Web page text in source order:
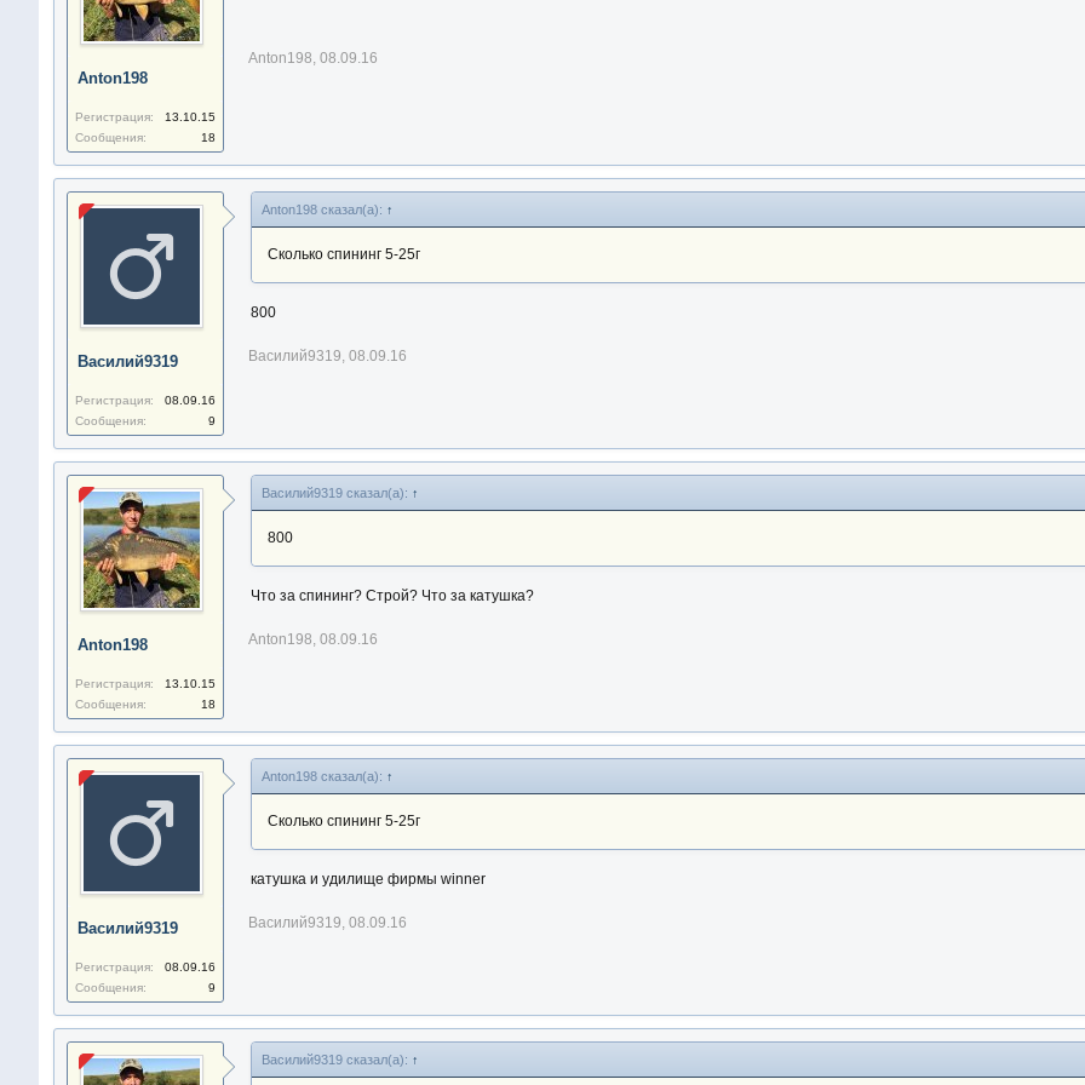
Anton198
Регистрация:
13.10.15
Сообщения:
18
Anton198, 08.09.16
Василий9319
Регистрация:
08.09.16
Сообщения:
9
Anton198 сказал(а): ↑
Сколько спининг 5-25г
800
Василий9319, 08.09.16
Anton198
Регистрация:
13.10.15
Сообщения:
18
Василий9319 сказал(а): ↑
800
Что за спининг? Строй? Что за катушка?
Anton198, 08.09.16
Василий9319
Регистрация:
08.09.16
Сообщения:
9
Anton198 сказал(а): ↑
Сколько спининг 5-25г
катушка и удилище фирмы winner
Василий9319, 08.09.16
Василий9319 сказал(а): ↑